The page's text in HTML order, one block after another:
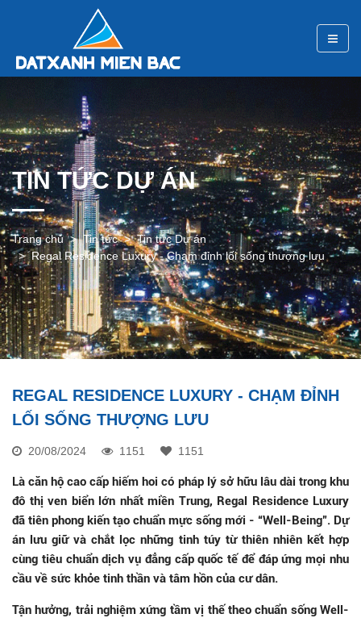
TIN TỨC DỰ ÁN
Trang chủ Tin tức
Tin tức Dự án
Regal Residence Luxury - Chạm đỉnh lối sống thượng lưu
REGAL RESIDENCE LUXURY - CHẠM ĐỈNH
LỐI SỐNG THƯỢNG LƯU
20/08/2024 1151 1151
Là căn hộ cao cấp hiếm hoi có pháp lý sở hữu lâu dài trong khu
đô thị ven biển lớn nhất miền Trung, Regal Residence Luxury
đã tiên phong kiến tạo chuẩn mực sống mới - “Well-Being”. Dự
án lưu giữ và chắt lọc những tinh túy từ thiên nhiên kết hợp
cùng tiêu chuẩn dịch vụ đẳng cấp quốc tế để đáp ứng mọi nhu
cầu về sức khỏe tinh thần và tâm hồn của cư dân.
Tận hưởng, trải nghiệm xứng tầm vị thế theo chuẩn sống Well-